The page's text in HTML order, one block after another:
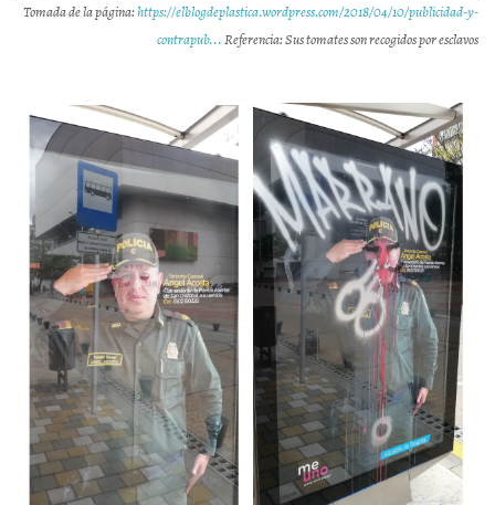
Tomada de la página:https://elblogdeplastica.wordpress.com/2018/04/10/publicidad-y-
contrapub...Referencia: Sus tomates son recogidos por esclavos